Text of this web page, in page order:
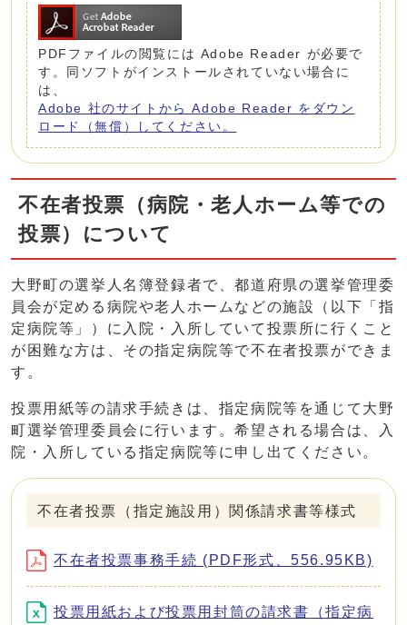
PDFファイルの閲覧には Adobe Reader が必要で
す。同ソフトがインストールされていない場合に
は、
Adobe 社のサイトから Adobe Reader をダウン
ロード（無償）してください。
不在者投票（病院・老人ホーム等での
投票）について
大野町の選挙人名簿登録者で、都道府県の選挙管理委
員会が定める病院や老人ホームなどの施設（以下「指
定病院等」）に入院・入所していて投票所に行くこと
が困難な方は、その指定病院等で不在者投票ができま
す。
投票用紙等の請求手続きは、指定病院等を通じて大野
町選挙管理委員会に行います。希望される場合は、入
院・入所している指定病院等に申し出てください。
不在者投票（指定施設用）関係請求書等様式
不在者投票事務手続 (PDF形式、556.95KB)
投票用紙および投票用封筒の請求書（指定病